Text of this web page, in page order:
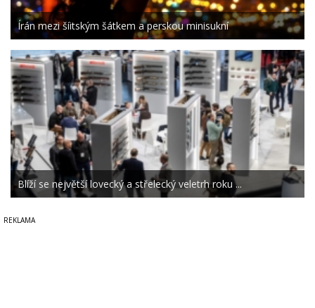
Írán mezi šíitským šátkem a perskou minisukní
Blíží se největší lovecký a střelecký veletrh roku ...